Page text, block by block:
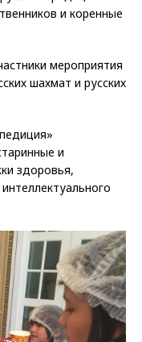
и коренные
мероприятия
шахмат и русских
и
здоровья,